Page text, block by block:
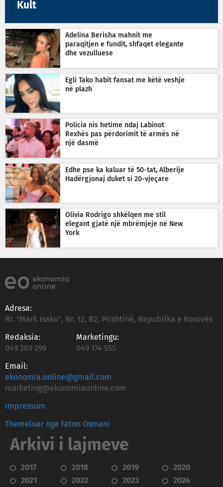
Kult
Adelina Berisha mahnit me
paraqitjen e fundit, shfaqet elegante
dhe vezulluese
Egli Tako habit fansat me këtë veshje
në plazh
Policia nis hetime ndaj Labinot
Rexhës pas përdorimit të armës në
një dasmë
Edhe pse ka kaluar të 50-tat, Alberije
Hadërgjonaj duket si 20-vjeçare
Olivia Rodrigo shkëlqen me stil
elegant gjatë një mbrëmjeje në New
York
Adresa:
Rr. "Mark Isaku", Nr. 12, B2, Prishtinë, Republika e Kosovës
Redaksia:
049 289 299
Marketingu:
049 174 555
Email:
ekonomia.online@gmail.com
marketing@ekonomiaonline.com
Impressum
Themeluar nga Faton Osmani
Arkivi i lajmeve
2017 2018 2019
2020
2021
2022 2023
2024